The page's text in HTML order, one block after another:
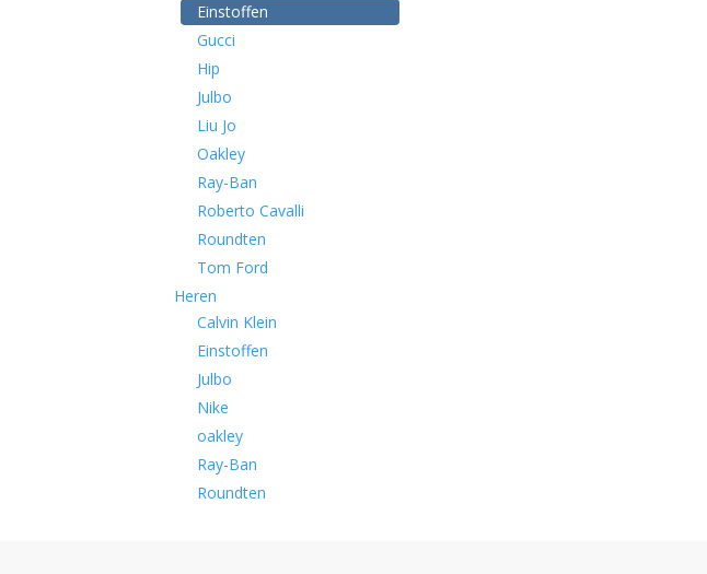
Einstoffen
Gucci
Hip
Julbo
Liu Jo
Oakley
Ray-Ban
Roberto Cavalli
Roundten
Tom Ford
Heren
Calvin Klein
Einstoffen
Julbo
Nike
oakley
Ray-Ban
Roundten